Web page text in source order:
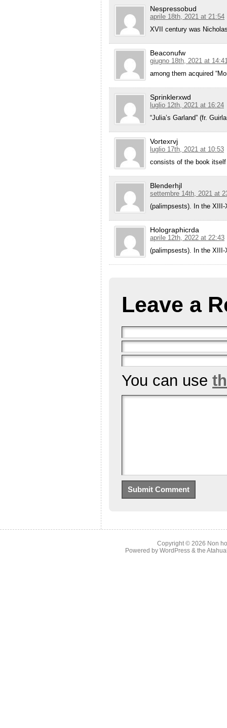
Nespressobud
aprile 18th, 2021 at 21:54
XVII century was
Beaconufw
giugno 18th, 2021 at
among them acquired
Sprinklerxwd
luglio 12th, 2021 at 16:24
“Julia’s Garland” (fr.
Vortexrvj
luglio 17th, 2021 at 10:53
consists of the book itself
Blenderhjl
settembre 14th, 2021 at
(palimpsests). In the XIII-
Holographicrda
aprile 12th, 2022 at 22:43
(palimpsests). In the XIII-
Leave a
You can use
Copyright © 2026 Non
Powered by WordPress & the